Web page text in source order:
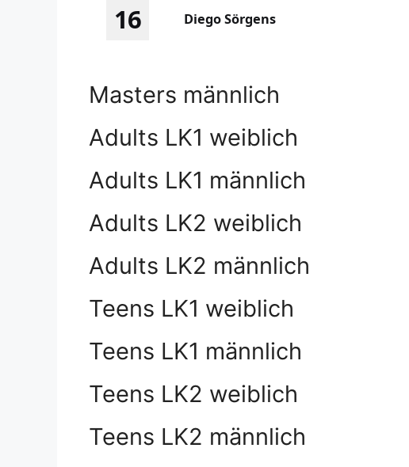
16 Diego Sörgens
Masters männlich
Adults LK1 weiblich
Adults LK1 männlich
Adults LK2 weiblich
Adults LK2 männlich
Teens LK1 weiblich
Teens LK1 männlich
Teens LK2 weiblich
Teens LK2 männlich